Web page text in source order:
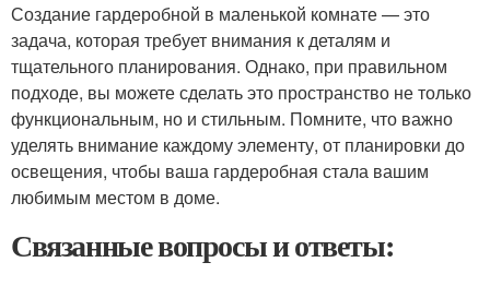
Создание гардеробной в маленькой комнате — это
задача, которая требует внимания к деталям и
тщательного планирования. Однако, при правильном
подходе, вы можете сделать это пространство не только
функциональным, но и стильным. Помните, что важно
уделять внимание каждому элементу, от планировки до
освещения, чтобы ваша гардеробная стала вашим
любимым местом в доме.
Связанные вопросы и ответы: